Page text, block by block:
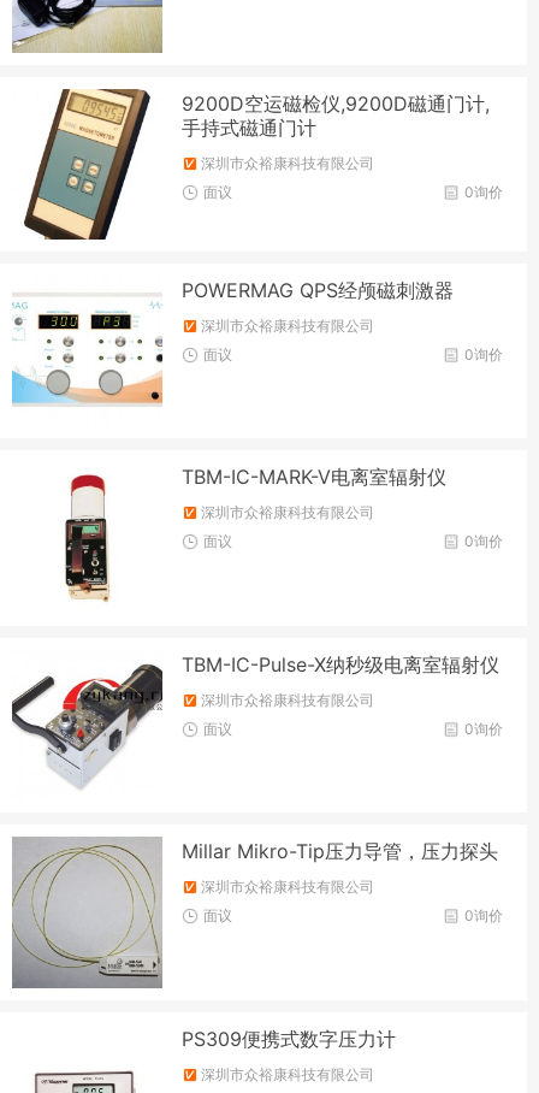
9200D空运磁检仪,9200D磁通门计,
手持式磁通门计
深圳市众裕康科技有限公司
0询价
面议
POWERMAG QPS经颅磁刺激器
深圳市众裕康科技有限公司
0询价
面议
TBM-IC-MARK-V电离室辐射仪
深圳市众裕康科技有限公司
0询价
面议
TBM-IC-Pulse-X纳秒级电离室辐射仪
深圳市众裕康科技有限公司
0询价
面议
Millar Mikro-Tip压力导管，压力探头
深圳市众裕康科技有限公司
0询价
面议
PS309便携式数字压力计
深圳市众裕康科技有限公司